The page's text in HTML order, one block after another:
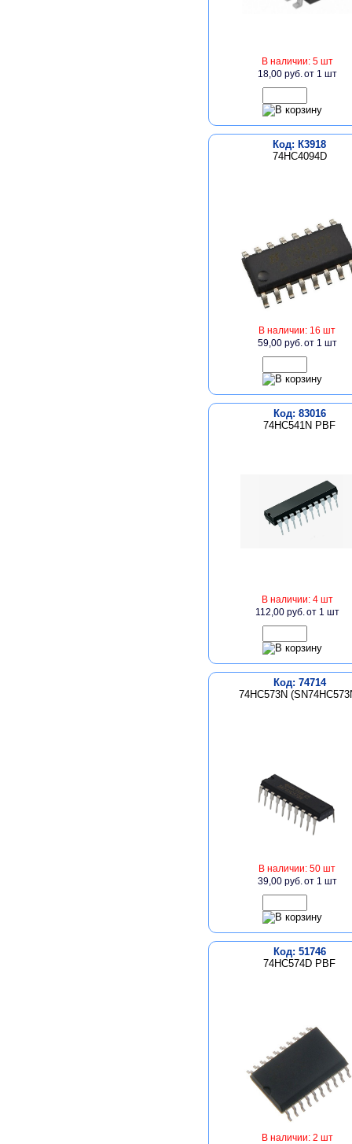
В наличии: 5 шт
18,00 руб.от 1 шт
Код: К3918
74HC4094D
В наличии: 16 шт
59,00 руб.от 1 шт
Код: 83016
74HC541N PBF
В наличии: 4 шт
112,00 руб.от 1 шт
Код: 74714
74HC573N
В наличии: 50 шт
39,00 руб.от 1 шт
Код: 51746
74HC574D PBF
В наличии: 2 шт